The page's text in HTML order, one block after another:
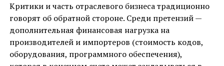
Критики и часть отраслевого бизнеса традиционно
говорят об обратной стороне. Среди претензий —
дополнительная финансовая нагрузка на
производителей и импортеров (стоимость кодов,
оборудования, программного обеспечения),